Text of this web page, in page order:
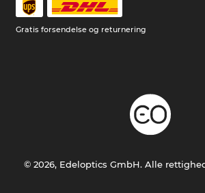
Gratis forsendelse og returnering
© 2026, Edeloptics GmbH. Alle